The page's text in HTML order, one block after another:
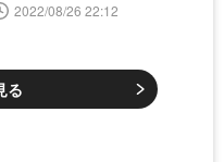
2022/08/26 22:12
る